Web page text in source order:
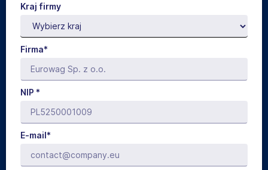
Kraj firmy
Firma*
NIP *
E-mail*